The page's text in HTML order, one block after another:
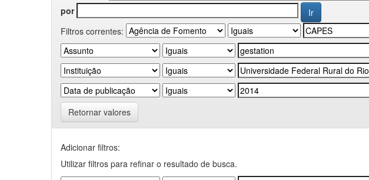
por
Filtros correntes:
Retornar valores
Adicionar filtros:
Utilizar filtros para refinar o resultado de busca.